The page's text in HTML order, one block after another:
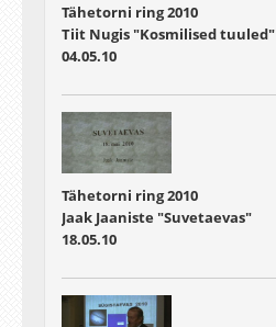
Tähetorni ring 2010
Tiit Nugis "Kosmilised tuuled"
04.05.10
Tähetorni ring 2010
Jaak Jaaniste "Suvetaevas"
18.05.10